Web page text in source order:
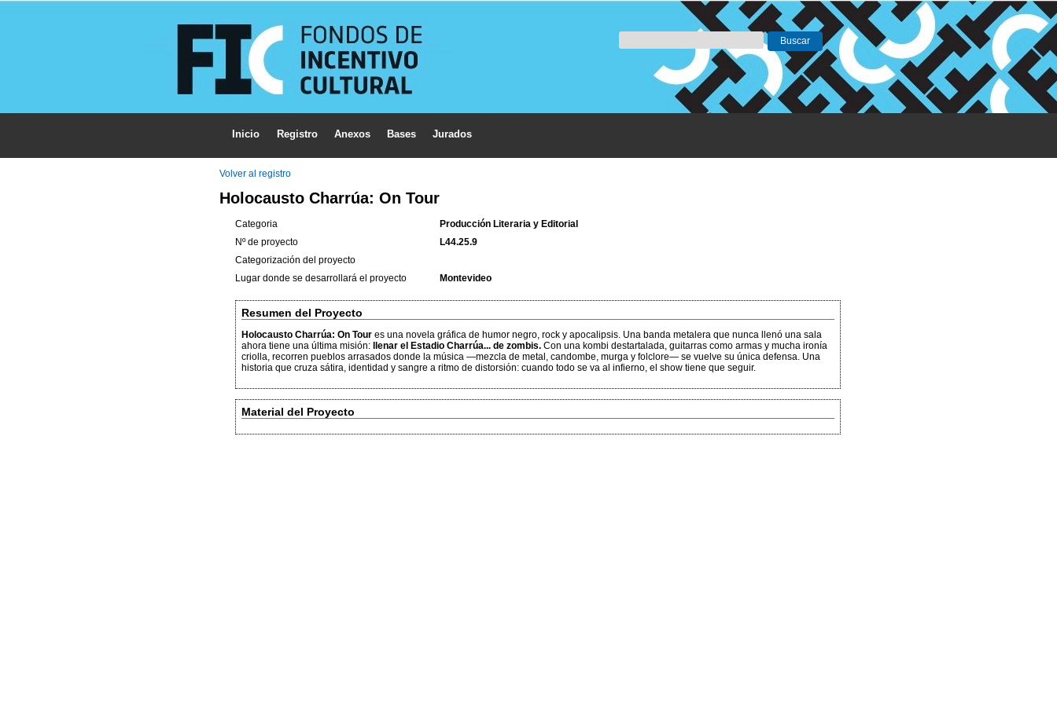
Inicio Registro Anexos Bases Jurados
Volver al registro
Holocausto Charrúa: On Tour
Categoria
Producción Literaria y Editorial
Nº de proyecto
L44.25.9
Categorización del proyecto
Lugar donde se desarrollará el proyecto
Montevideo
Resumen del Proyecto
Holocausto Charrúa: On Tour es una novela gráfica de humor negro, rock y apocalipsis. Una banda metalera que nunca llenó una sala
ahora tiene una última misión: llenar el Estadio Charrúa... de zombis. Con una kombi destartalada, guitarras como armas y mucha ironía
criolla, recorren pueblos arrasados donde la música —mezcla de metal, candombe, murga y folclore— se vuelve su única defensa. Una
historia que cruza sátira, identidad y sangre a ritmo de distorsión: cuando todo se va al infierno, el show tiene que seguir.
Material del Proyecto